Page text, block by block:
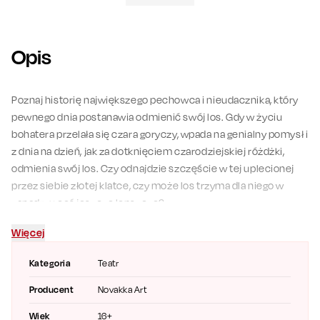
Opis
Kategoria Teatr
Producent Novakka Art
Wiek 16+
Poznaj historię największego pechowca i nieudacznika, który
pewnego dnia postanawia odmienić swój los. Gdy w życiu
bohatera przelała się czara goryczy, wpada na genialny pomysł i
z dnia na dzień, jak za dotknięciem czarodziejskiej różdżki,
odmienia swój los. Czy odnajdzie szczęście w tej uplecionej
przez siebie złotej klatce, czy może los trzyma dla niego w
zanadrzu coś jeszcze lepszego?
Zapraszamy na zabawny i błyskotliwy wieczór z wyborną
przez absurdalne sytuacje i zakręcone losy bohatera, która
bawi i wzrusza.
Sprawdź repertuar i zarezerwuj bilety na ten
Więcej